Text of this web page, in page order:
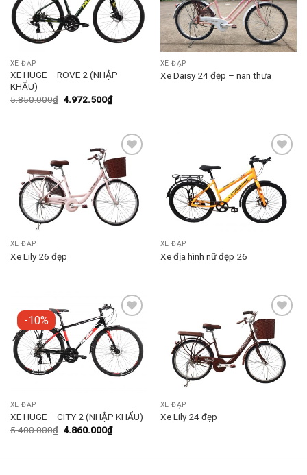
XE ĐẠP
XE HUGE – ROVE 2 (NHẬP
KHẨU)
5.850.000₫ 4.972.500₫
XE ĐẠP
Xe Daisy 24 đẹp – nan thưa
Add to
wishlist
XE ĐẠP
Xe Lily 26 đẹp
Add to
wishlist
XE ĐẠP
Xe địa hình nữ đẹp 26
-10%
Add to
wishlist
XE ĐẠP
XE HUGE – CITY 2 (NHẬP KHẨU)
5.400.000₫ 4.860.000₫
Add to
wishlist
XE ĐẠP
Xe Lily 24 đẹp